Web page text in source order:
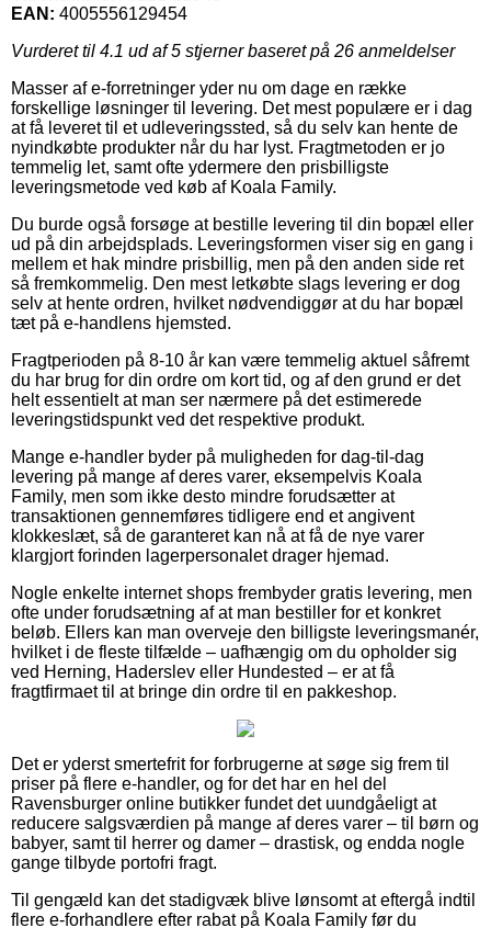
EAN: 4005556129454
Vurderet til 4.1 ud af 5 stjerner baseret på 26 anmeldelser
Masser af e-forretninger yder nu om dage en række
forskellige løsninger til levering. Det mest populære er i dag
at få leveret til et udleveringssted, så du selv kan hente de
nyindkøbte produkter når du har lyst. Fragtmetoden er jo
temmelig let, samt ofte ydermere den prisbilligste
leveringsmetode ved køb af Koala Family.
Du burde også forsøge at bestille levering til din bopæl eller
ud på din arbejdsplads. Leveringsformen viser sig en gang i
mellem et hak mindre prisbillig, men på den anden side ret
så fremkommelig. Den mest letkøbte slags levering er dog
selv at hente ordren, hvilket nødvendiggør at du har bopæl
tæt på e-handlens hjemsted.
Fragtperioden på 8-10 år kan være temmelig aktuel såfremt
du har brug for din ordre om kort tid, og af den grund er det
helt essentielt at man ser nærmere på det estimerede
leveringstidspunkt ved det respektive produkt.
Mange e-handler byder på muligheden for dag-til-dag
levering på mange af deres varer, eksempelvis Koala
Family, men som ikke desto mindre forudsætter at
transaktionen gennemføres tidligere end et angivent
klokkeslæt, så de garanteret kan nå at få de nye varer
klargjort forinden lagerpersonalet drager hjemad.
Nogle enkelte internet shops frembyder gratis levering, men
ofte under forudsætning af at man bestiller for et konkret
beløb. Ellers kan man overveje den billigste leveringsmanér,
hvilket i de fleste tilfælde – uafhængig om du opholder sig
ved Herning, Haderslev eller Hundested – er at få
fragtfirmaet til at bringe din ordre til en pakkeshop.
Det er yderst smertefrit for forbrugerne at søge sig frem til
priser på flere e-handler, og for det har en hel del
Ravensburger online butikker fundet det uundgåeligt at
reducere salgsværdien på mange af deres varer – til børn og
babyer, samt til herrer og damer – drastisk, og endda nogle
gange tilbyde portofri fragt.
Til gengæld kan det stadigvæk blive lønsomt at eftergå indtil
flere e-forhandlere efter rabat på Koala Family før du